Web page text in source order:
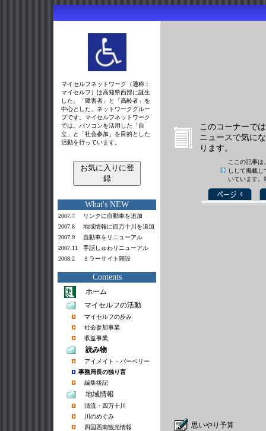
マイセルフネットワーク（通称：
マイセルフ）は高知県西部に誕生
した、「障害者」と「高齢者」を
中心とした、ネットワークグルー
プです。マイセルフネットワーク
では、パソコンを活用した「自
立」と「社会参加」を目的とした
活動を行っています。
お気に入りに登
録
What's NEW
2007.7
リンクに自動車を追加
2007.8
地域情報に四万十川を追加
2007.9
自動車をリニューアル
2007.11
手話しゅわリニューアル
2008.2
ミラーサイト 開設
Contents
ホーム
マイセルフの活動
マイセルフの歩み
社会参加事業
収益事業
読み物
アイメイト・バーベリー
事務局長の独り言
編集後記
地域情報
清流・四万十川
川のめぐみ
四国西南観光情報
このコーナーで
ニュースで気に
ります。
ここの記事は
しして掲載
いています。
思いやり予算